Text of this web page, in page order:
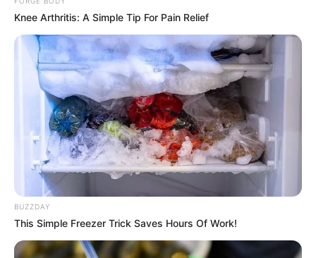
Knee Arthritis: A Simple Tip For Pain Relief
BUZZDAY
This Simple Freezer Trick Saves Hours Of Work!